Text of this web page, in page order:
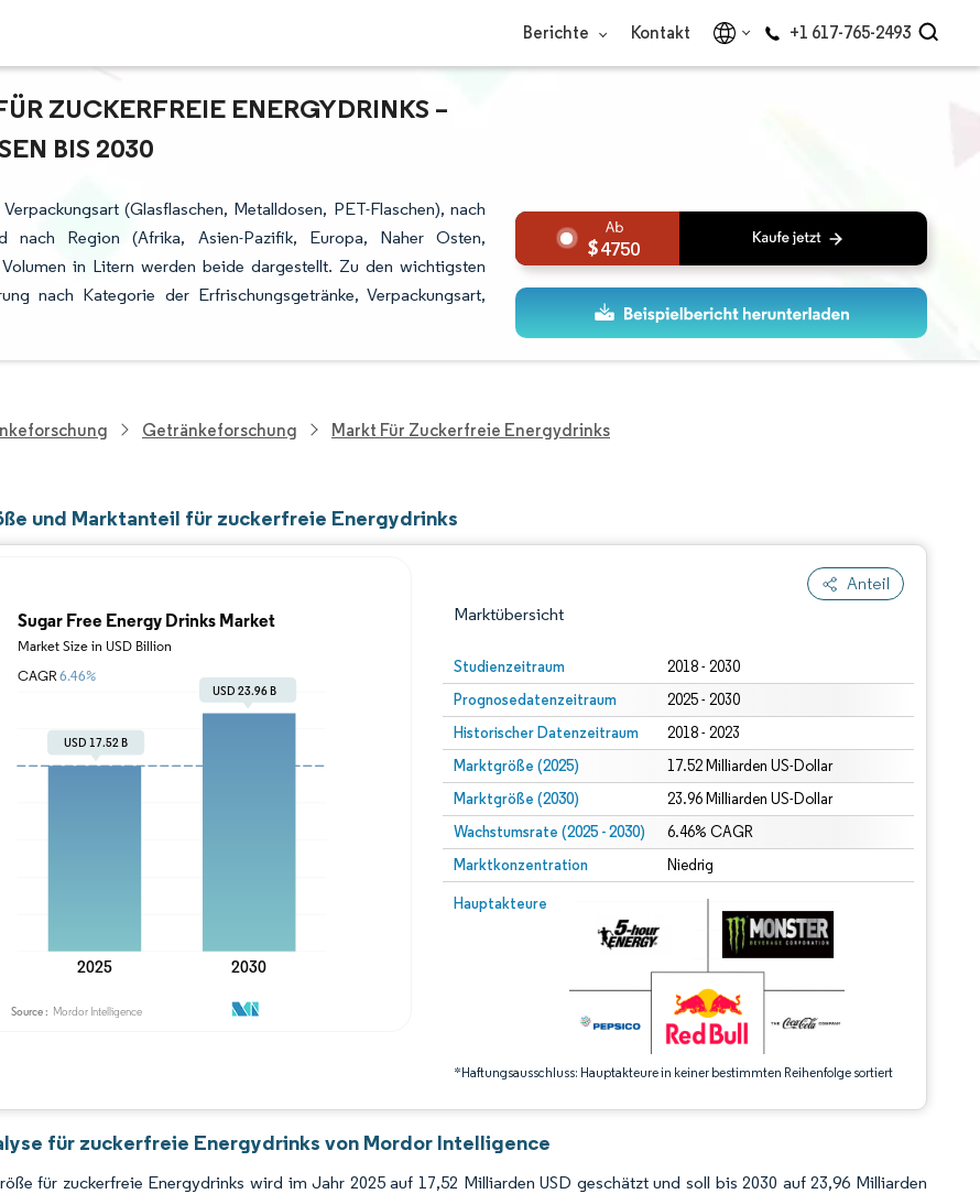
Berichte Kontakt +1 617-765-2493
ZUCKERFREIE ENERGYDRINKS – W
BIS 2030
(Glasflaschen, Metalldosen, PET-Flaschen), nach
nach Region (Afrika, Asien-Pazifik, Europa, Naher Osten,
in Litern werden beide dargestellt. Zu den wichtigsten
nach Kategorie der Erfrischungsgetränke, Verpackungsart,
4750
Getränkeforschung Markt Für Zuckerfreie Energydrinks
und Marktanteil für zuckerfreie Energydrinks
Anteil
Marktübersicht
Studienzeitraum 2018 - 2030
Prognosedatenzeitraum 2025 - 2030
Historischer Datenzeitraum 2018 - 2023
Marktgröße (2025) 17.52 Milliarden US-Dollar
Marktgröße (2030) 23.96 Milliarden US-Dollar
Wachstumsrate (2025 - 2030) 6.46% CAGR
Marktkonzentration Niedrig
Hauptakteure
*Haftungsausschluss: Hauptakteure in keiner bestimmten Reihenfolge sortiert
Bild © Mordor Intelligence. Wiederverwendung erfordert Namensnennung gemäß CC BY 4.0.
Bild © Mordor Intelligence. Wiederverwendung erfordert Namensnennung gemäß CC BY 4.0.
für zuckerfreie Energydrinks von Mordor Intelligence
für zuckerfreie Energydrinks wird im Jahr 2025 auf 17,52 Milliarden USD geschätzt und soll bis 2030 auf 23,96 Milliarden